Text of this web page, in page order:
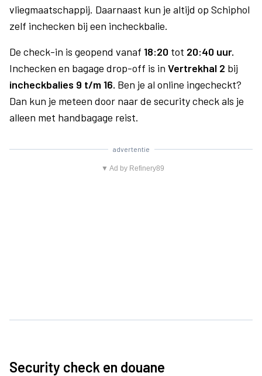
vliegmaatschappij. Daarnaast kun je altijd op Schiphol
zelf inchecken bij een incheckbalie.
De check-in is geopend vanaf 18:20 tot 20:40 uur.
Inchecken en bagage drop-off is in Vertrekhal 2 bij
incheckbalies 9 t/m 16. Ben je al online ingecheckt?
Dan kun je meteen door naar de security check als je
alleen met handbagage reist.
advertentie
▼ Ad by Refinery89
Security check en douane